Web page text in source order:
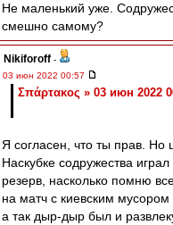
Не маленький уже.
смешно самому?
Nikiforoff -
03 июн 2022 00:57
Σπάρτακος » 03 июн 2022
Я согласен, что ты прав. Но
Наскубке содружества
резерв, насколько помню
на матч с киевским мусором
а так дыр-дыр был и